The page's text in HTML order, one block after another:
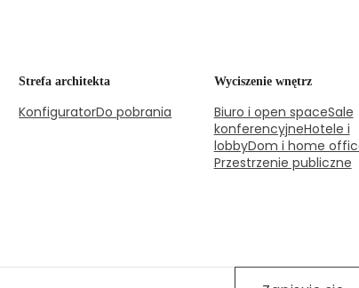
Strefa architekta
KonfiguratorDo pobrania
Wyciszenie wnętrz
Biuro i open spaceSale
konferencyjneHotele i
lobbyDom i home
Przestrzenie publiczne